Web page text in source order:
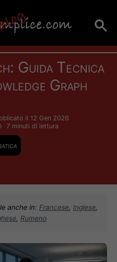
Guida Tecnica
Graph
il 12 Gen 2026
7 minuti di lettura
anche in: Francese, Inglese,
, Rumeno